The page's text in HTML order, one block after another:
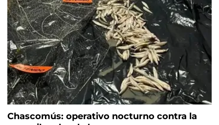
Chascomús: operativo nocturno contra la